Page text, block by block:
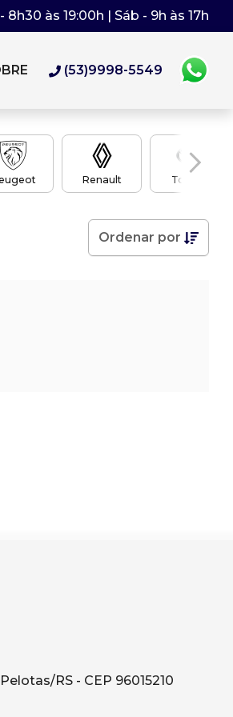
8h30 às 19:00h | Sáb - 9h às 17h
(53)9998-5549
Renault Toyota
Ordenar por
RS - CEP 96015210